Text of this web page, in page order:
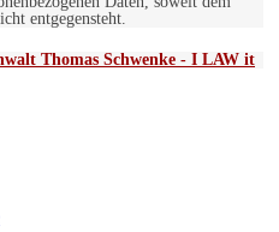
entgegensteht.
Thomas Schwenke - I LAW it